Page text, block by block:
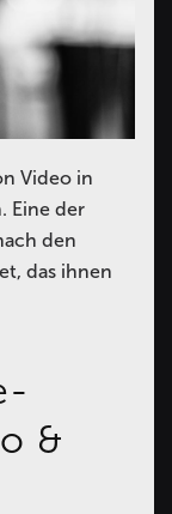
Video in
Eine der
den
das ihnen
&